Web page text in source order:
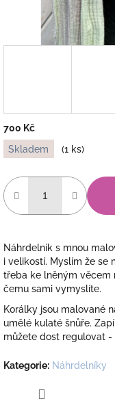
700 Kč
Měrná
cena:
Skladem (1 ks)
Náhrdelník s mnou
i velikostí. Myslím že se
třeba ke lněným věcem
čemu sami vymyslíte.
Korálky jsou malované
umělé kulaté šnůře.
můžete dost regulovat
Kategorie: Náhrdelníky